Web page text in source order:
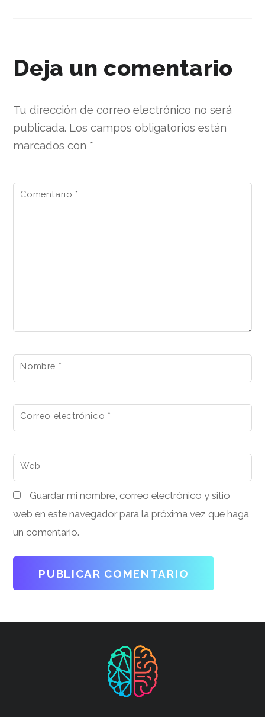
Deja un comentario
Tu dirección de correo electrónico no será
publicada. Los campos obligatorios están
marcados con *
Comentario *
Nombre *
Correo electrónico *
Web
Guardar mi nombre, correo electrónico y sitio
web en este navegador para la próxima vez que haga
un comentario.